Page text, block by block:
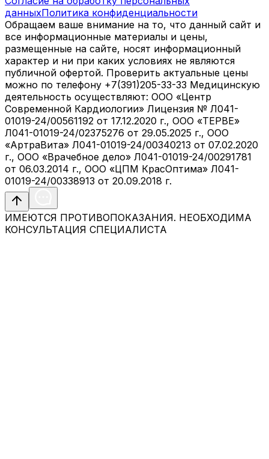
данныхПолитика конфиденциальности
Обращаем ваше внимание на то, что данный сайт и
все информационные материалы и цены,
размещенные на сайте, носят информационный
характер и ни при каких условиях не являются
публичной офертой. Проверить актуальные цены
можно по телефону +7(391)205-33-33 Медицинскую
деятельность осуществляют: ООО «Центр
Современной Кардиологии» Лицензия № Л041-
01019-24/00561192 от 17.12.2020 г., ООО «ТЕРВЕ»
Л041-01019-24/02375276 от 29.05.2025 г., ООО
«АртраВита» Л041-01019-24/00340213 от 07.02.2020
г., ООО «Врачебное дело» Л041-01019-24/00291781
от 06.03.2014 г., ООО «ЦПМ КрасОптима» Л041-
01019-24/00338913 от 20.09.2018 г.
ИМЕЮТСЯ ПРОТИВОПОКАЗАНИЯ. НЕОБХОДИМА
КОНСУЛЬТАЦИЯ СПЕЦИАЛИСТА